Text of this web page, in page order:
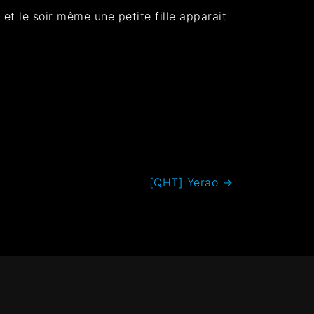
le soir même une petite fille apparait
[QHT] Yerao →